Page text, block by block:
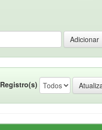
Registro(s)